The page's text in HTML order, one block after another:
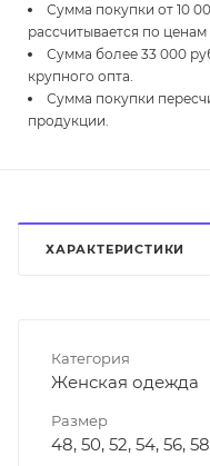
Сумма покупки от 10
рассчитывается по
Сумма более 33 000
крупного опта.
Сумма покупки
продукции.
ХАРАКТЕРИСТИКИ
Категория
Женская одежда
Размер
48, 50, 52, 54, 56,